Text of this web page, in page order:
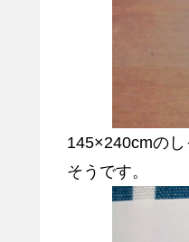
145×240cmの
そうです。